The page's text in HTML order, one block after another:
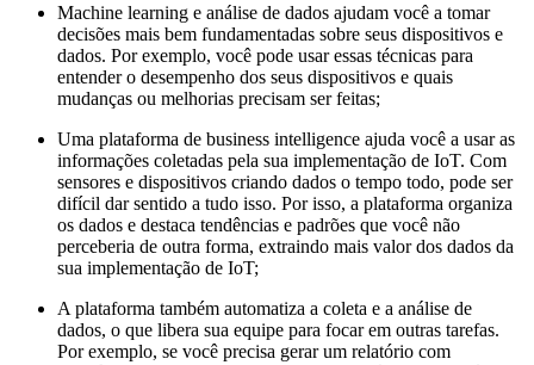
Machine learning e análise de dados ajudam você a tomar
decisões mais bem fundamentadas sobre seus dispositivos e
dados. Por exemplo, você pode usar essas técnicas para
entender o desempenho dos seus dispositivos e quais
mudanças ou melhorias precisam ser feitas;
Uma plataforma de business intelligence ajuda você a usar as
informações coletadas pela sua implementação de IoT. Com
sensores e dispositivos criando dados o tempo todo, pode ser
difícil dar sentido a tudo isso. Por isso, a plataforma organiza
os dados e destaca tendências e padrões que você não
perceberia de outra forma, extraindo mais valor dos dados da
sua implementação de IoT;
A plataforma também automatiza a coleta e a análise de
dados, o que libera sua equipe para focar em outras tarefas.
Por exemplo, se você precisa gerar um relatório com